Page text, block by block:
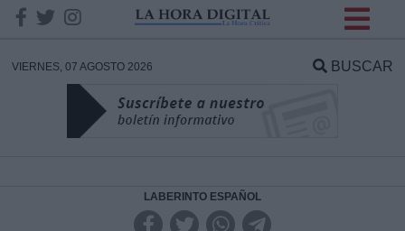
VIERNES, 07 AGOSTO 2026 BUSCAR
LABERINTO ESPAÑOL
DATOS
Responsable: